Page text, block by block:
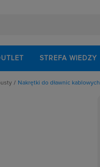
STREFA WIEDZY
Nakrętki do dławnic kablowych